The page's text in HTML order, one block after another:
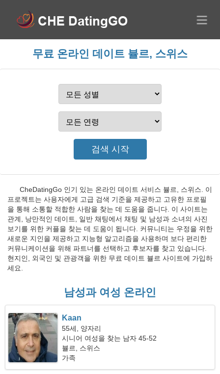
무료 온라인 데이트 뷸르, 스위스
CheDatingGo 인기 있는 온라인 데이트 서비스 뷸르, 스위스. 이
프로젝트는 사용자에게 고급 검색 기준을 제공하고 고유한 프로필
을 통해 소통할 적합한 사람을 찾는 데 도움을 줍니다. 이 사이트는
관계, 낭만적인 데이트, 일반 채팅에서 채팅 및 남성과 소녀의 사진
보기를 위한 커플을 찾는 데 도움이 됩니다. 커뮤니티는 우정을 위한
새로운 지인을 제공하고 지능형 알고리즘을 사용하며 보다 편리한
커뮤니케이션을 위해 파트너를 선택하고 후보자를 찾고 있습니다.
현지인, 외국인 및 관광객을 위한 무료 데이트 뷸르 사이트에 가입하
세요.
남성과 여성 온라인
Kaan
55세, 양자리
시니어 여성을 찾는 남자 45-52
뷸르, 스위스
가족